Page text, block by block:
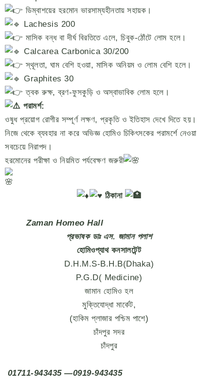
ডিম্বাশয়ের হরমোন ভারসাম্যহীনতায় সহায়ক।
Lachesis 200
মাসিক বন্ধ বা দীর্ঘ বিরতিতে এলে, চিবুক-ঠোঁটে লোম হলে।
Calcarea Carbonica 30/200
স্থূলতা, ঘাম বেশি হওয়া, মাসিক অনিয়ম ও লোম বেশি হলে।
Graphites 30
ত্বক রুক্ষ, ব্রণ-ফুসকুড়ি ও অস্বাভাবিক লোম হলে।
পরামর্শ:
ওষুধ প্রয়োগ রোগীর সম্পূর্ণ লক্ষণ, প্রকৃতি ও ইতিহাস দেখে দিতে হয়।
নিজে থেকে ব্যবহার না করে অভিজ্ঞ হোমিও চিকিৎসকের পরামর্শে নেওয়া
সবচেয়ে নিরাপদ।
হরমোনের পরীক্ষা ও নিয়মিত পর্যবেক্ষণ জরুরী
ঠিকানা
Zaman Homeo Hall
প্রভাষক ডাঃ এস. জামান পলাশ
হোমিওপ্যাথ কনসালটেন্ট
D.H.M.S-B.H.B(Dhaka)
P.G.D( Medicine)
জামান হোমিও হল
মুক্তিযোদ্ধা মার্কেট,
(হাকিম প্লাজার পশ্চিম পাশে)
চাঁদপুর সদর
চাঁদপুর
01711-943435 —0919-943435